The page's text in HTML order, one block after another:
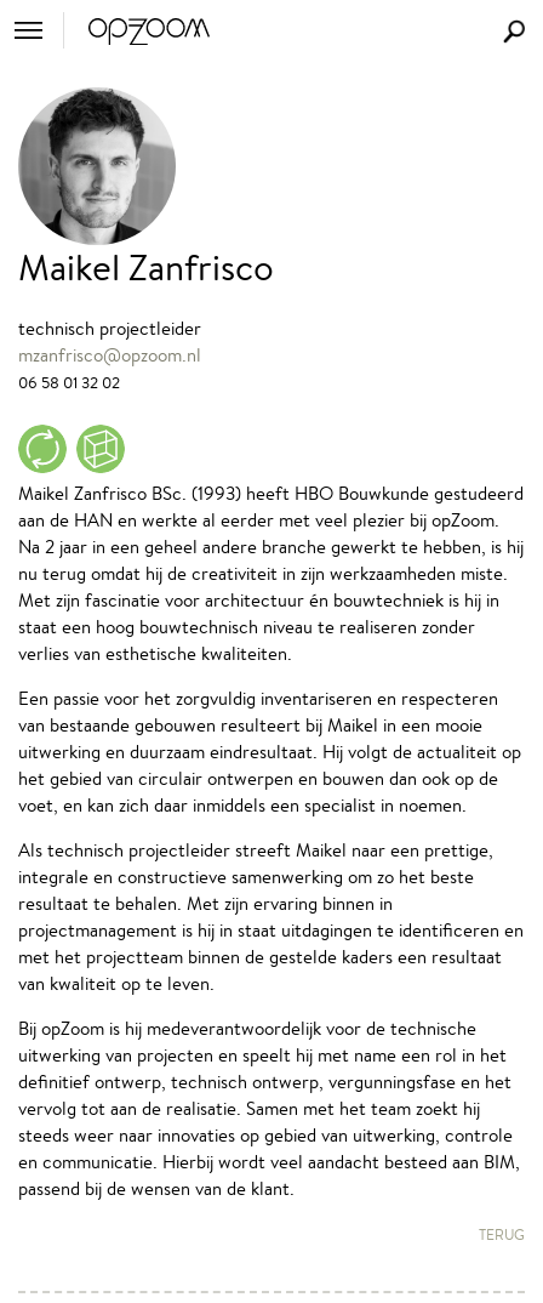
Maikel Zanfrisco
technisch projectleider
mzanfrisco@opzoom.nl
06 58 01 32 02
Maikel Zanfrisco BSc. (1993) heeft HBO Bouwkunde gestudeerd
aan de HAN en werkte al eerder met veel plezier bij opZoom.
Na 2 jaar in een geheel andere branche gewerkt te hebben, is hij
nu terug omdat hij de creativiteit in zijn werkzaamheden miste.
Met zijn fascinatie voor architectuur én bouwtechniek is hij in
staat een hoog bouwtechnisch niveau te realiseren zonder
verlies van esthetische kwaliteiten.
Een passie voor het zorgvuldig inventariseren en respecteren
van bestaande gebouwen resulteert bij Maikel in een mooie
uitwerking en duurzaam eindresultaat. Hij volgt de actualiteit op
het gebied van circulair ontwerpen en bouwen dan ook op de
voet, en kan zich daar inmiddels een specialist in noemen.
Als technisch projectleider streeft Maikel naar een prettige,
integrale en constructieve samenwerking om zo het beste
resultaat te behalen. Met zijn ervaring binnen in
projectmanagement is hij in staat uitdagingen te identificeren en
met het projectteam binnen de gestelde kaders een resultaat
van kwaliteit op te leven.
Bij opZoom is hij medeverantwoordelijk voor de technische
uitwerking van projecten en speelt hij met name een rol in het
definitief ontwerp, technisch ontwerp, vergunningsfase en het
vervolg tot aan de realisatie. Samen met het team zoekt hij
steeds weer naar innovaties op gebied van uitwerking, controle
en communicatie. Hierbij wordt veel aandacht besteed aan BIM,
passend bij de wensen van de klant.
TERUG